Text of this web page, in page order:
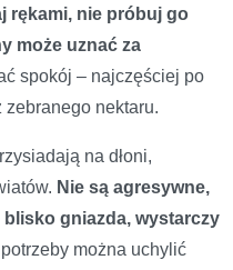
rękami, nie próbuj go
może uznać za
spokój – najczęściej po
nektaru.
na dłoni,
Nie są agresywne,
gniazda, wystarczy
można uchylić